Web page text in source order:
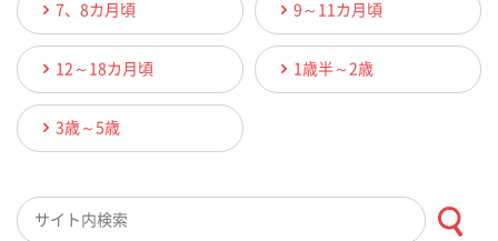
7、8カ月頃 9～11カ月頃
12～18カ月頃 1歳半～2歳
3歳～5歳
検索キーワード入力